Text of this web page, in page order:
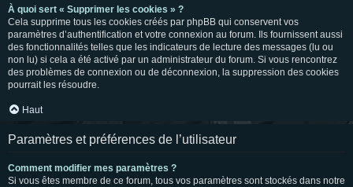
À quoi sert « Supprimer les cookies » ?
Cela supprime tous les cookies créés par phpBB qui conservent vos
paramètres d’authentification et votre connexion au forum. Ils fournissent aussi
des fonctionnalités telles que les indicateurs de lecture des messages (lu ou
non lu) si cela a été activé par un administrateur du forum. Si vous rencontrez
des problèmes de connexion ou de déconnexion, la suppression des cookies
pourrait les résoudre.
Haut
Paramètres et préférences de l’utilisateur
Comment modifier mes paramètres ?
Si vous êtes membre de ce forum, tous vos paramètres sont stockés dans notre